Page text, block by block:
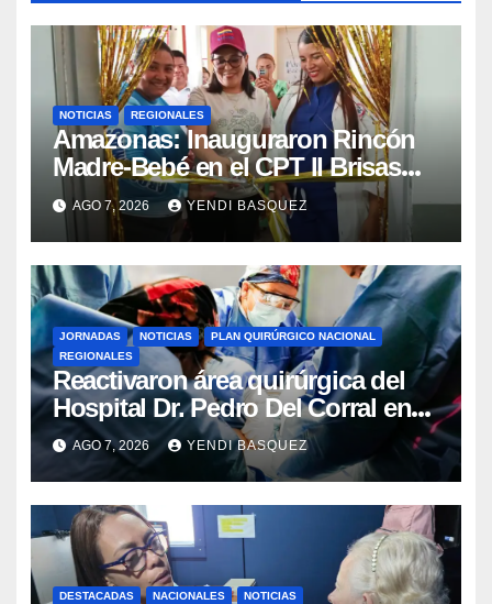
NOTICIAS REGIONALES
​Amazonas: Inauguraron Rincón
Madre-Bebé en el CPT II Brisas
del Aeropuerto ​Inauguraron
Rincón
AGO 7, 2026 YENDI BASQUEZ
JORNADAS NOTICIAS
PLAN QUIRÚRGICO NACIONAL
REGIONALES
Reactivaron área quirúrgica del
Hospital Dr. Pedro Del Corral en
Guárico
AGO 7, 2026 YENDI BASQUEZ
DESTACADAS NACIONALES NOTICIAS